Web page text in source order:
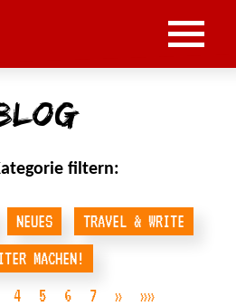
filtern:
NEUES
TRAVEL & WRITE
MACHEN!
4 5 6 7 » »»